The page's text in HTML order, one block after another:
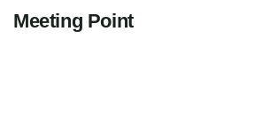
Meeting Point